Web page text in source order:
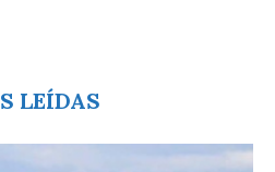
LEÍDAS